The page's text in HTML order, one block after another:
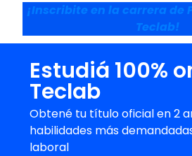
¡Inscribite en la carrera de
Teclab!
Estudiá 100%
Teclab
Obtené tu título oficial en 2
habilidades más
laboral